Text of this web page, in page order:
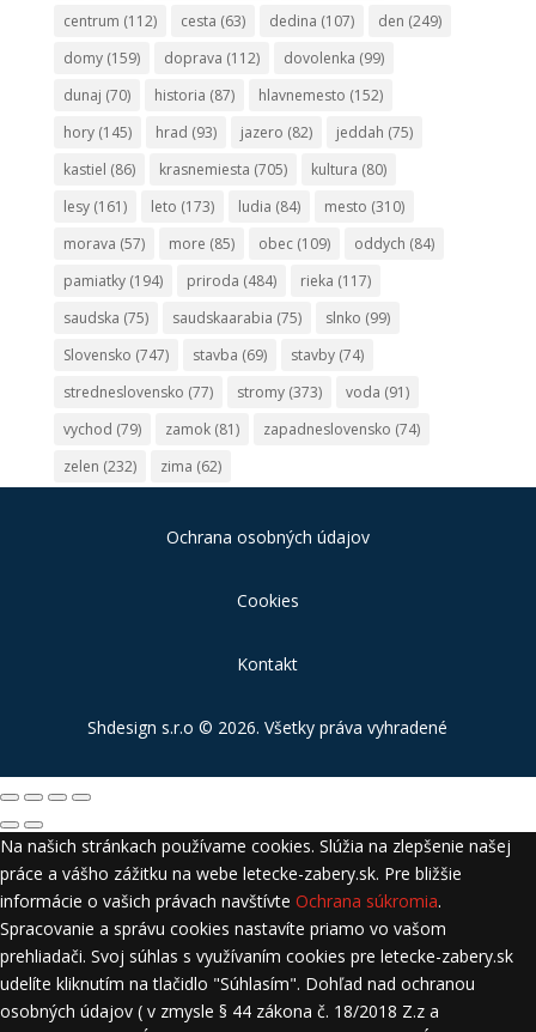
centrum (112) cesta (63) dedina (107) den (249)
domy(159) doprava (112) dovolenka (99)
dunaj (70) historia (87) hlavnemesto (152)
hory(145) hrad (93) jazero (82) jeddah (75)
kastiel (86) krasnemiesta (705) kultura (80)
lesy(161) leto (173) ludia (84) mesto (310)
morava (57) more (85) obec(109) oddych (84)
pamiatky(194) priroda (484) rieka (117)
saudska (75) saudskaarabia (75) slnko (99)
Slovensko (747) stavba (69) stavby(74)
stredneslovensko (77) stromy(373) voda (91)
vychod (79) zamok(81) zapadneslovensko (74)
zelen (232) zima (62)
Ochrana osobných údajov
Cookies
Kontakt
Shdesign s.r.o © 2026. Všetky práva vyhradené
Na našich stránkach používame cookies. Slúžia na zlepšenie našej
práce a vášho zážitku na webe letecke-zabery.sk. Pre bližšie
informácie o vašich právach navštívte Ochrana súkromia.
Spracovanie a správu cookies nastavíte priamo vo vašom
prehliadači. Svoj súhlas s využívaním cookies pre letecke-zabery.sk
udelíte kliknutím na tlačidlo "Súhlasím". Dohľad nad ochranou
osobných údajov ( v zmysle § 44 zákona č. 18/2018 Z.z a